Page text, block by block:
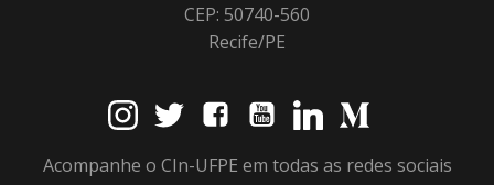
CEP: 50740-560
Recife/PE
Acompanhe o CIn-UFPE em todas as redes sociais